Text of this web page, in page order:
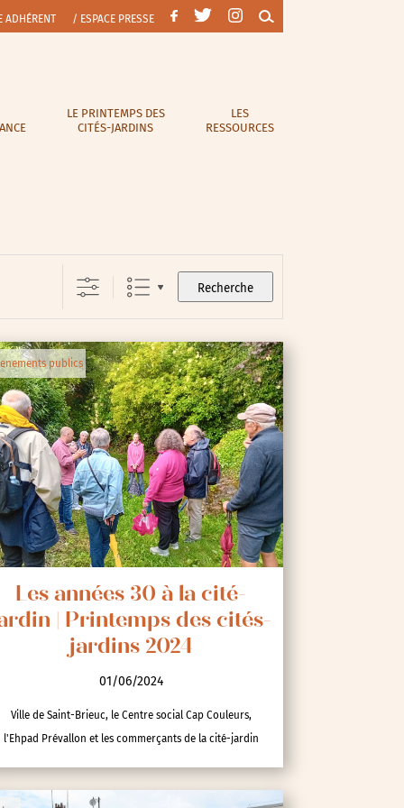
ADHÉRENT / ESPACE PRESSE
LE PRINTEMPS DES
CITÉS-JARDINS
LES
RESSOURCES
Recherche
publics
Les années 30 à la cité-
| Printemps des cités-
jardins 2024
01/06/2024
Ville de Saint-Brieuc, le Centre social Cap Couleurs,
l'Ehpad Prévallon et les commerçants de la cité-jardin